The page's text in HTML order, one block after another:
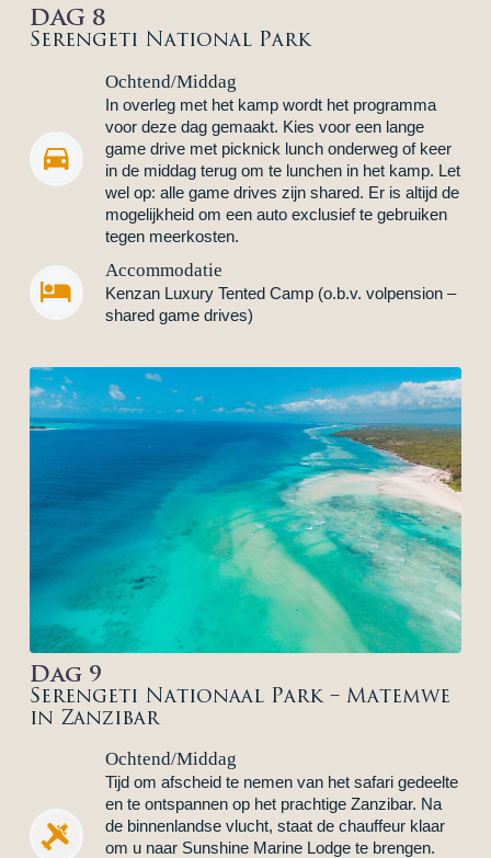
DAG 8
Serengeti National Park


Ochtend/Middag
In overleg met het kamp wordt het programma
voor deze dag gemaakt. Kies voor een lange
game drive met picknick lunch onderweg of keer
in de middag terug om te lunchen in het kamp. Let
wel op: alle game drives zijn shared. Er is altijd de
mogelijkheid om een auto exclusief te gebruiken
tegen meerkosten.


Accommodatie
Kenzan Luxury Tented Camp (o.b.v. volpension –
shared game drives)
Dag 9
Serengeti Nationaal Park – Matemwe
in Zanzibar
Ochtend/Middag
Tijd om afscheid te nemen van het safari gedeelte
en te ontspannen op het prachtige Zanzibar. Na
de binnenlandse vlucht, staat de chauffeur klaar
om u naar Sunshine Marine Lodge te brengen.